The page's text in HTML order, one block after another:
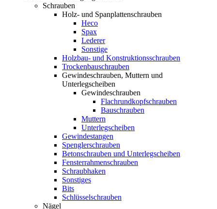
Schrauben
Holz- und Spanplattenschrauben
Heco
Spax
Lederer
Sonstige
Holzbau- und Konstruktionsschrauben
Trockenbauschrauben
Gewindeschrauben, Muttern und
Unterlegscheiben
Gewindeschrauben
Flachrundkopfschrauben
Bauschrauben
Muttern
Unterlegscheiben
Gewindestangen
Spenglerschrauben
Betonschrauben und Unterlegscheiben
Fensterrahmenschrauben
Schraubhaken
Sonstiges
Bits
Schlüsselschrauben
Nägel